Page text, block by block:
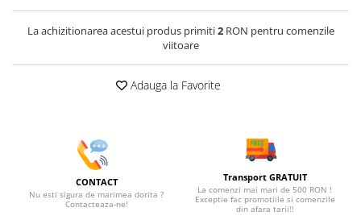
La achizitionarea acestui produs primiti2RON pentru comenzile
viitoare
Adauga la Favorite
CONTACT
Nu esti sigura de marimea dorita ?
Contacteaza-ne!
Transport GRATUIT
La comenzi mai mari de 500 RON !
Exceptie fac promotiile si comenzile
din afara tarii!!